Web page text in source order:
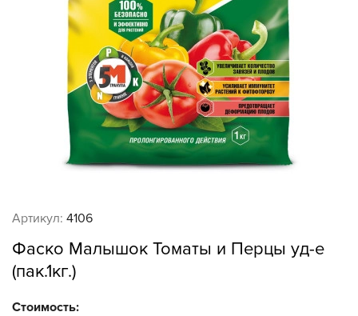
Артикул: 4106
Фаско Малышок Томаты и Перцы уд-е
(пак.1кг.)
Стоимость: